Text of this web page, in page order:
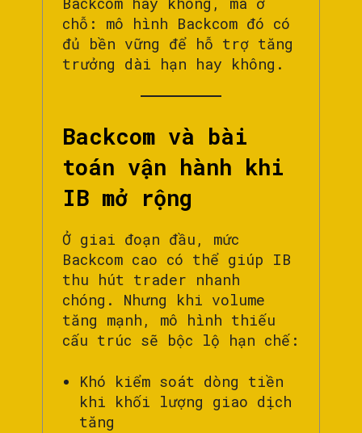
chỗ: mô hình Backcom đó có
đủ bền vững để hỗ trợ tăng
trưởng dài hạn hay không.
Backcom và bài
toán vận hành khi
IB mở rộng
Ở giai đoạn đầu, mức
Backcom cao có thể giúp IB
thu hút trader nhanh
chóng. Nhưng khi volume
tăng mạnh, mô hình thiếu
cấu trúc sẽ bộc lộ hạn chế:
Khó kiểm soát dòng tiền
khi khối lượng giao dịch
tăng